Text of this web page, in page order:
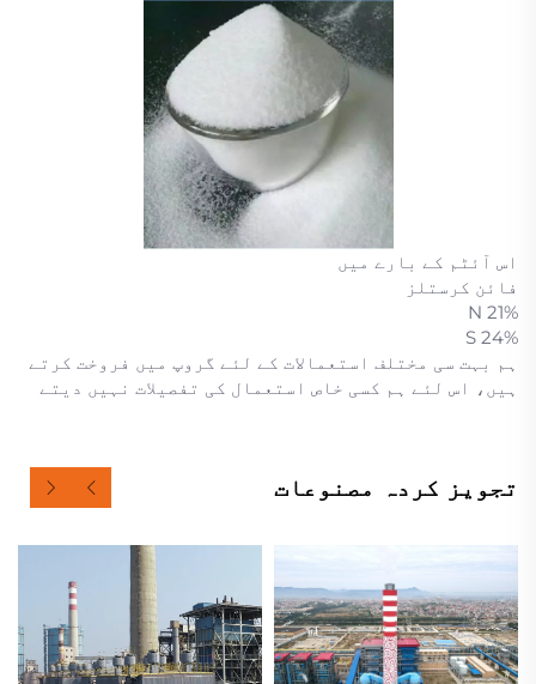
اس آئٹم کے بارے میں
فائن کرستلز
21% N
24% S
ہم بہت سی مختلف استعمالات کے لئے گروپ میں فروخت کرتے
ہیں، اس لئے ہم کسی خاص استعمال کی تفصیلات نہیں دیتے
تجویز کردہ مصنوعات